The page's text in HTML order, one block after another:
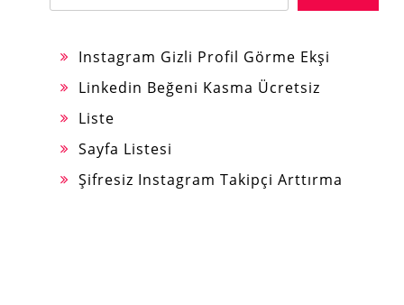
Instagram Gizli Profil Görme Ekşi
Linkedin Beğeni Kasma Ücretsiz
Liste
Sayfa Listesi
Şifresiz Instagram Takipçi Arttırma